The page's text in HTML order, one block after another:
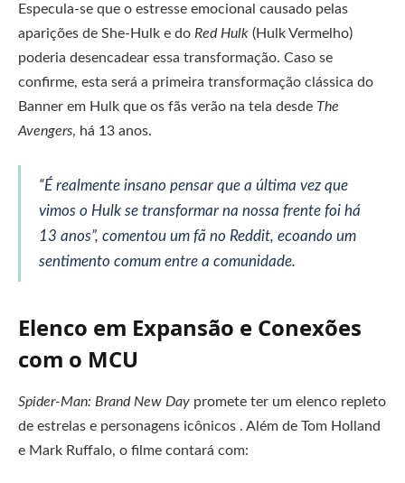
Especula-se que o estresse emocional causado pelas
aparições de She-Hulk e do Red Hulk (Hulk Vermelho)
poderia desencadear essa transformação. Caso se
confirme, esta será a primeira transformação clássica do
Banner em Hulk que os fãs verão na tela desde The
Avengers, há 13 anos.
“É realmente insano pensar que a última vez que
vimos o Hulk se transformar na nossa frente foi há
13 anos”, comentou um fã no Reddit, ecoando um
sentimento comum entre a comunidade.
Elenco em Expansão e Conexões
com o MCU
Spider-Man: Brand New Day promete ter um elenco repleto
de estrelas e personagens icônicos . Além de Tom Holland
e Mark Ruffalo, o filme contará com: